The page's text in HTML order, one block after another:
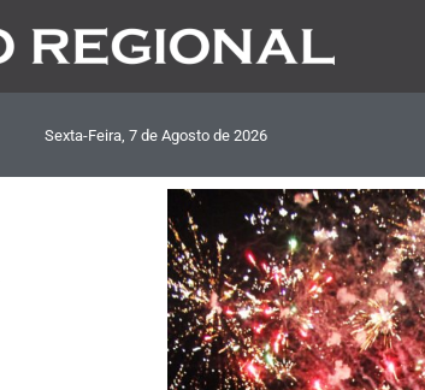
Sexta-Feira, 7de Agostode 2026